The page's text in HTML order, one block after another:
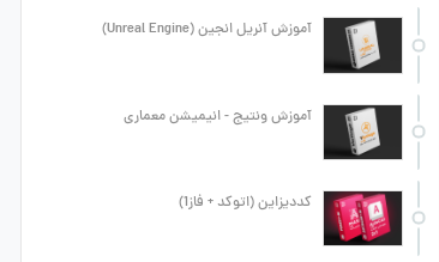
آموزش آنریل انجین (Unreal Engine)
آموزش ونتیج - انیمیشن معماری
کددیزاین (اتوکد + فاز1)